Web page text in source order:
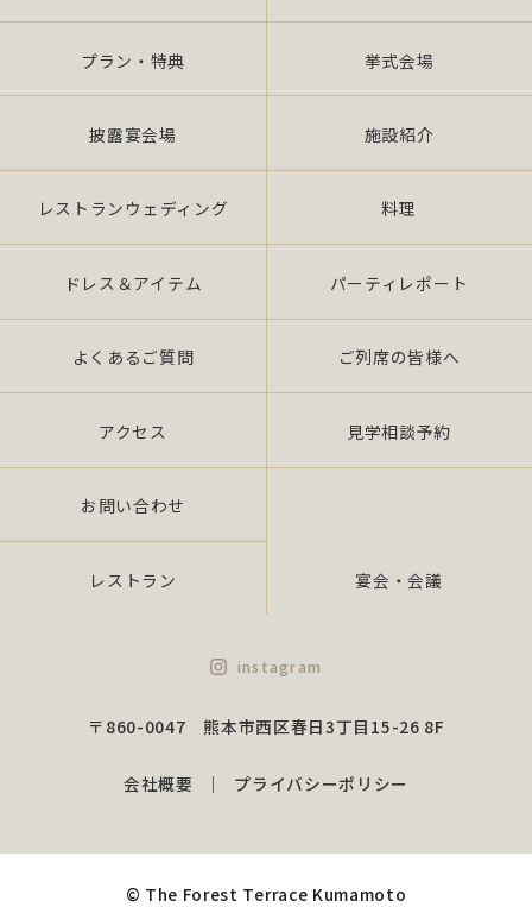
プラン・特典 挙式会場
披露宴会場 施設紹介
レストランウェディング 料理
ドレス＆アイテム パーティレポート
よくあるご質問 ご列席の皆様へ
アクセス 見学相談予約
お問い合わせ
レストラン 宴会・会議
会社概要 プライバシーポリシー
instagram
〒860-0047 熊本市西区春日3丁目15-26 8F
© The Forest Terrace Kumamoto